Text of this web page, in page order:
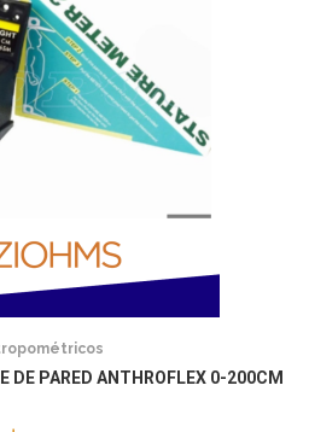
DE PARED ANTHROFLEX 0-200CM